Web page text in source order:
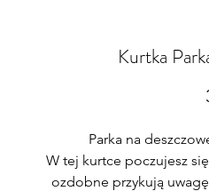
Kurtka
Parka na
W tej kurtce poczujesz
ozdobne przykują